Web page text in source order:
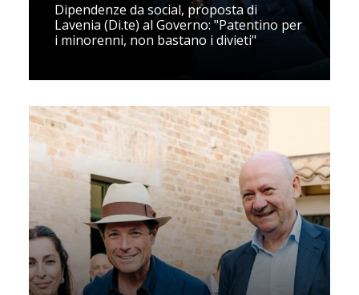
Dipendenze da social, proposta di
Lavenia (Di.te) al Governo: "Patentino per
i minorenni, non bastano i divieti"